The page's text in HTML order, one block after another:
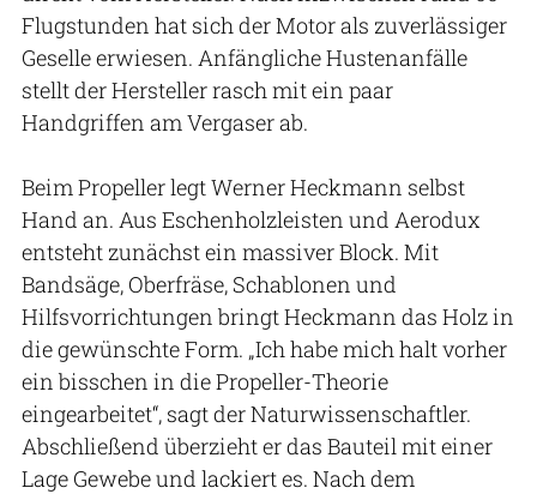
Flugstunden hat sich der Motor als zuverlässiger
Geselle erwiesen. Anfängliche Hustenanfälle
stellt der Hersteller rasch mit ein paar
Handgriffen am Vergaser ab.
Beim Propeller legt Werner Heckmann selbst
Hand an. Aus Eschenholzleisten und Aerodux
entsteht zunächst ein massiver Block. Mit
Bandsäge, Oberfräse, Schablonen und
Hilfsvorrichtungen bringt Heckmann das Holz in
die gewünschte Form. „Ich habe mich halt vorher
ein bisschen in die Propeller-Theorie
eingearbeitet“, sagt der Naturwissenschaftler.
Abschließend überzieht er das Bauteil mit einer
Lage Gewebe und lackiert es. Nach dem